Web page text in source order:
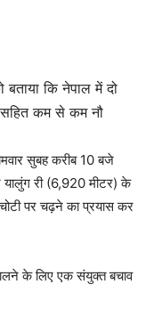
बताया कि नेपाल में दो
कम से कम नौ
सुबह करीब 10 बजे
यालुंग री (6,920 मीटर) के
पर चढ़ने का प्रयास कर
के लिए एक संयुक्त बचाव